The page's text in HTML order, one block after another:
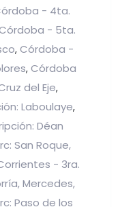
- 4ta.
- 5ta.
, Córdoba -
, Córdoba
del Eje,
Laboulaye,
Déan
San Roque,
- 3ra.
Mercedes,
Paso de los